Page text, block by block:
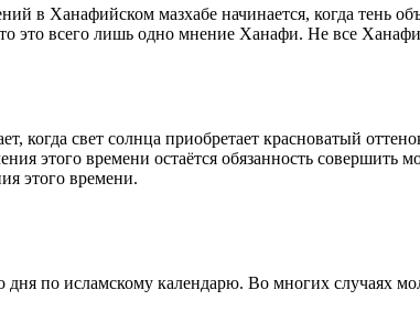
в Ханафийском мазхабе начинается, когда тень
это всего лишь одно мнение Ханафи. Не все
когда свет солнца приобретает красноватый
этого времени остаётся обязанность
этого времени.
дня по исламскому календарю. Во многих случаях